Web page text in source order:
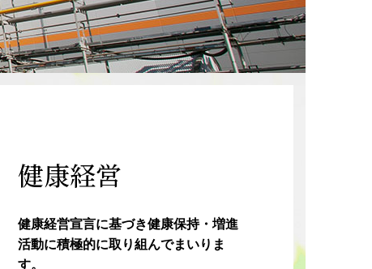
健康経営
健康経営宣言に基づき健康保持・増進
活動に積極的に取り組んでまいりま
す。